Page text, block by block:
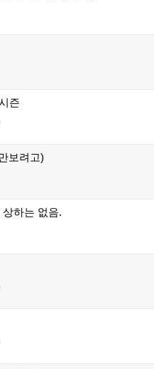
즌
보려고)
하는 없음.